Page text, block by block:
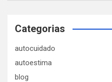
Categorias
autocuidado
autoestima
blog